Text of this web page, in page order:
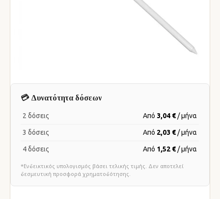
💳 Δυνατότητα δόσεων
2 δόσεις Από 3,04 € / μήνα
3 δόσεις Από 2,03 € / μήνα
4 δόσεις Από 1,52 € / μήνα
*Ενδεικτικός υπολογισμός βάσει τελικής τιμής. Δεν αποτελεί
δεσμευτική προσφορά χρηματοδότησης.